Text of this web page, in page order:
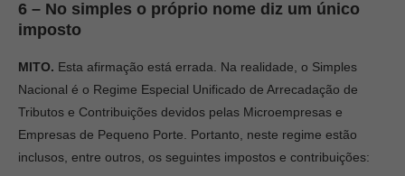
6 – No simples o próprio nome diz um único
imposto
MITO. Esta afirmação está errada. Na realidade, o Simples
Nacional é o Regime Especial Unificado de Arrecadação de
Tributos e Contribuições devidos pelas Microempresas e
Empresas de Pequeno Porte. Portanto, neste regime estão
inclusos, entre outros, os seguintes impostos e contribuições: